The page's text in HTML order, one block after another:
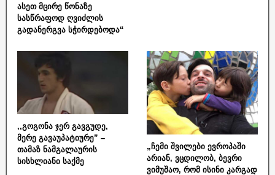
ასეთ მცირე წონაზე
სასწრაფოდ ღვიძლის
გადანერგვა სჭირდებოდა“
,,გოგონა ჯერ გავგუდე,
მერე გავაუპატიურე” –
თამაზ ნამგალაურის
სისხლიანი საქმე
„ჩემი შვილები ევროპაში
არიან, ვცდილობ, ბევრი
ვიმუშაო, რომ ისინი კარგად